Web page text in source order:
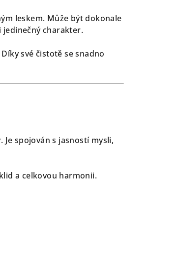
leskem. Může být dokonale
jedinečný charakter.
své čistotě se snadno
spojován s jasností mysli,
a celkovou harmonii.